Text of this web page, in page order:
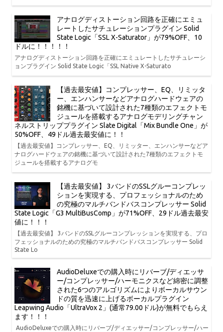
アナログディストーション回路を正確にエミュ
レートしたサチュレーションプラグイン Solid
State Logic「SSL X-Saturator」が79%OFF、10
ドルに！！！！！
アナログディストーション回路を正確にエミュレートしたサチュレーシ
ョンプラグイン Solid State Logic「SSL Native X-Saturato
【過去最安値】コンプレッサー、EQ、リミッタ
ー、エンハンサーなどアナログハードウェアの
銘機に基づいて設計された7種類のエフェクトモ
ジュールを搭載するアナログモデリングチャン
ネルストリッププラグイン Slate Digital「Mix Bundle One」が
50%OFF、49ドル過去最安値に！！
【過去最安値】コンプレッサー、EQ、リミッター、エンハンサーなどア
ナログハードウェアの銘機に基づいて設計された7種類のエフェクトモ
ジュールを搭載するアナログモ
【過去最安値】 3バンドのSSLグルーコンプレッ
ションを実現する、プロフェッショナルのため
の究極のマルチバンドバスコンプレッサー Solid
State Logic「G3 MultiBusComp」が71%OFF、29ドル過去最安
値に！！！
【過去最安値】 3バンドのSSLグルーコンプレッションを実現する、プロ
フェッショナルのための究極のマルチバンドバスコンプレッサー Solid
State Lo
AudioDeluxeでの購入時にリバーブ/ディエッサ
ー/コンプレッサー/ハーモニクスなど綿密に調整
された6つのアルゴリズムによりボーカルサウン
ドの質を迅速に上げるボーカルプラグイン
Leapwing Audio「UltraVox 2」(通常79.00ドル)が無料でもらえ
ます！！！
AudioDeluxeでの購入時にリバーブ/ディエッサー/コンプレッサー/ハー